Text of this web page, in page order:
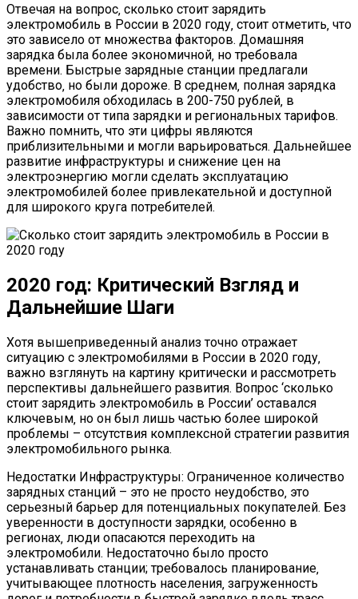
Отвечая на вопрос‚ сколько стоит зарядить
электромобиль в России в 2020 году‚ стоит отметить‚ что
это зависело от множества факторов. Домашняя
зарядка была более экономичной‚ но требовала
времени. Быстрые зарядные станции предлагали
удобство‚ но были дороже. В среднем‚ полная зарядка
электромобиля обходилась в 200-750 рублей‚ в
зависимости от типа зарядки и региональных тарифов.
Важно помнить‚ что эти цифры являются
приблизительными и могли варьироваться. Дальнейшее
развитие инфраструктуры и снижение цен на
электроэнергию могли сделать эксплуатацию
электромобилей более привлекательной и доступной
для широкого круга потребителей.
2020 год: Критический Взгляд и
Дальнейшие Шаги
Хотя вышеприведенный анализ точно отражает
ситуацию с электромобилями в России в 2020 году‚
важно взглянуть на картину критически и рассмотреть
перспективы дальнейшего развития. Вопрос ‘сколько
стоит зарядить электромобиль в России’ оставался
ключевым‚ но он был лишь частью более широкой
проблемы – отсутствия комплексной стратегии развития
электромобильного рынка.
Недостатки Инфраструктуры: Ограниченное количество
зарядных станций – это не просто неудобство‚ это
серьезный барьер для потенциальных покупателей. Без
уверенности в доступности зарядки‚ особенно в
регионах‚ люди опасаются переходить на
электромобили. Недостаточно было просто
устанавливать станции; требовалось планирование‚
учитывающее плотность населения‚ загруженность